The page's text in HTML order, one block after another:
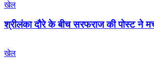
खेल
श्रीलंका दौरे के बीच सरफराज की पोस्ट ने
खेल